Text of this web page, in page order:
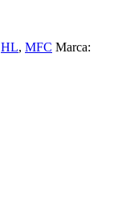
HL, MFC Marca: